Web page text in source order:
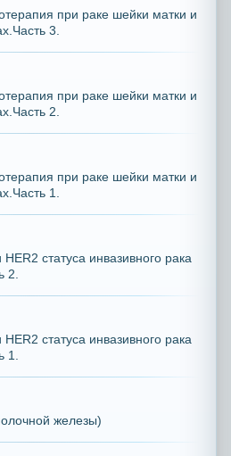
при раке шейки матки и
3.
при раке шейки матки и
2.
при раке шейки матки и
1.
статуса инвазивного рака
2.
статуса инвазивного рака
1.
железы)